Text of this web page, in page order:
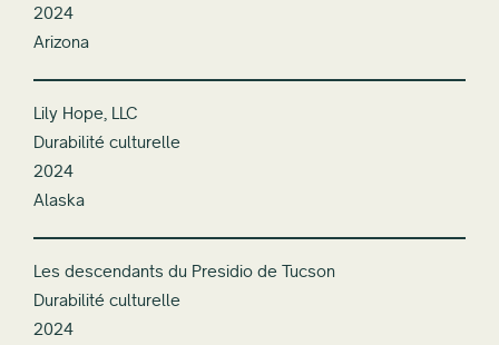
2024
Arizona
Lily Hope, LLC
Durabilité culturelle
2024
Alaska
Les descendants du Presidio de Tucson
Durabilité culturelle
2024